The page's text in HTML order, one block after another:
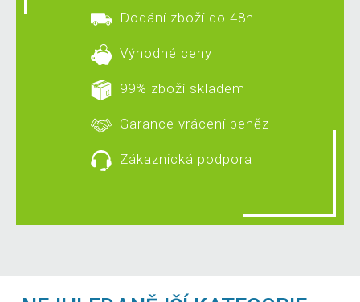
Dodání zboží do 48h
Výhodné ceny
99% zboží skladem
Garance vrácení peněz
Zákaznická podpora